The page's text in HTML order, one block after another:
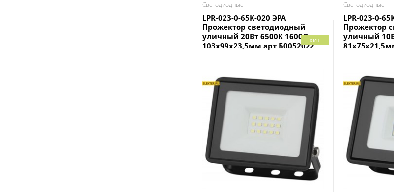
Светодиодные
LPR-023-0-65K-020 ЭРА
Прожектор светодиодный
уличный 20Вт 6500K 1600Лм
103x99x23,5мм арт Б0052022
хит
Светодиодные
LPR-023-0-
Прожектор
уличный